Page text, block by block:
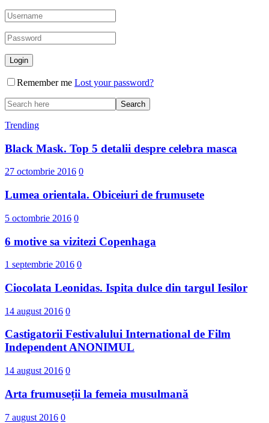
Remember me Lost your password?
Trending
Black Mask. Top 5 detalii despre celebra masca
27 octombrie 2016 0
Lumea orientala. Obiceiuri de frumusete
5 octombrie 2016 0
6 motive sa vizitezi Copenhaga
1 septembrie 2016 0
Ciocolata Leonidas. Ispita dulce din targul Iesilor
14 august 2016 0
Castigatorii Festivalului International d​e Film
Independent ANONIMUL
14 august 2016 0
Arta frumuseții la femeia musulmană
7 august 2016 0